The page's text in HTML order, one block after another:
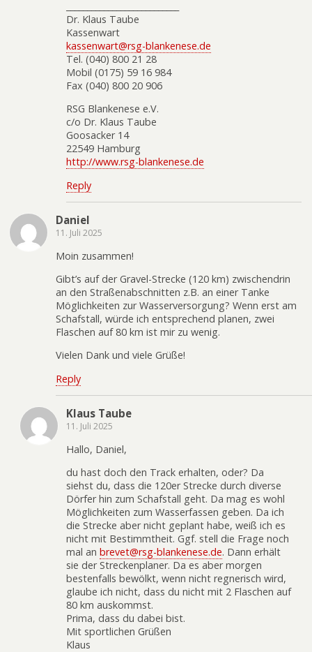
Dr. Klaus Taube
Kassenwart
kassenwart@rsg-blankenese.de
Tel. (040) 800 21 28
Mobil (0175) 59 16 984
Fax (040) 800 20 906
RSG Blankenese e.V.
c/o Dr. Klaus Taube
Goosacker 14
22549 Hamburg
http://www.rsg-blankenese.de
Reply
Daniel
11. Juli 2025
Moin zusammen!
Gibt’s auf der Gravel-Strecke (120 km) zwischendrin
an den Straßenabschnitten z.B. an einer Tanke
Möglichkeiten zur Wasserversorgung? Wenn erst am
Schafstall, würde ich entsprechend planen, zwei
Flaschen auf 80 km ist mir zu wenig.
Vielen Dank und viele Grüße!
Reply
Klaus Taube
11. Juli 2025
Hallo, Daniel,
du hast doch den Track erhalten, oder? Da
siehst du, dass die 120er Strecke durch diverse
Dörfer hin zum Schafstall geht. Da mag es wohl
Möglichkeiten zum Wasserfassen geben. Da ich
die Strecke aber nicht geplant habe, weiß ich es
nicht mit Bestimmtheit. Ggf. stell die Frage noch
mal an brevet@rsg-blankenese.de. Dann erhält
sie der Streckenplaner. Da es aber morgen
bestenfalls bewölkt, wenn nicht regnerisch wird,
glaube ich nicht, dass du nicht mit 2 Flaschen auf
80 km auskommst.
Prima, dass du dabei bist.
Mit sportlichen Grüßen
Klaus